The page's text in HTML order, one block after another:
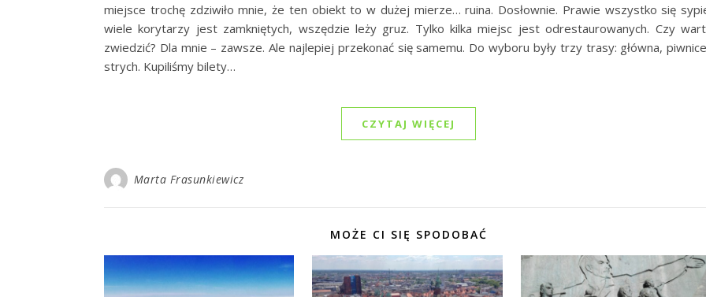
miejsce trochę zdziwiło mnie, że ten obiekt to w dużej mierze… ruina. Dosłownie. Prawie wszystko się
wiele korytarzy jest zamkniętych, wszędzie leży gruz. Tylko kilka miejsc jest odrestaurowanych. Czy
zwiedzić? Dla mnie – zawsze. Ale najlepiej przekonać się samemu. Do wyboru były trzy trasy: główna,
strych. Kupiliśmy bilety…
CZYTAJ WIĘCEJ
Marta Frasunkiewicz
MOŻE CI SIĘ SPODOBAĆ